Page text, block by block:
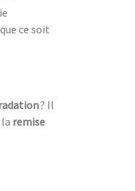
ce soit
? Il
remise